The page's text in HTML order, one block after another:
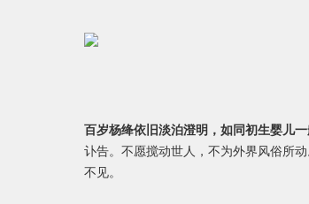
百岁杨绛依旧淡泊澄明，如同初生婴儿一
讣告。不愿搅动世人，不为外界风俗所动
不见。